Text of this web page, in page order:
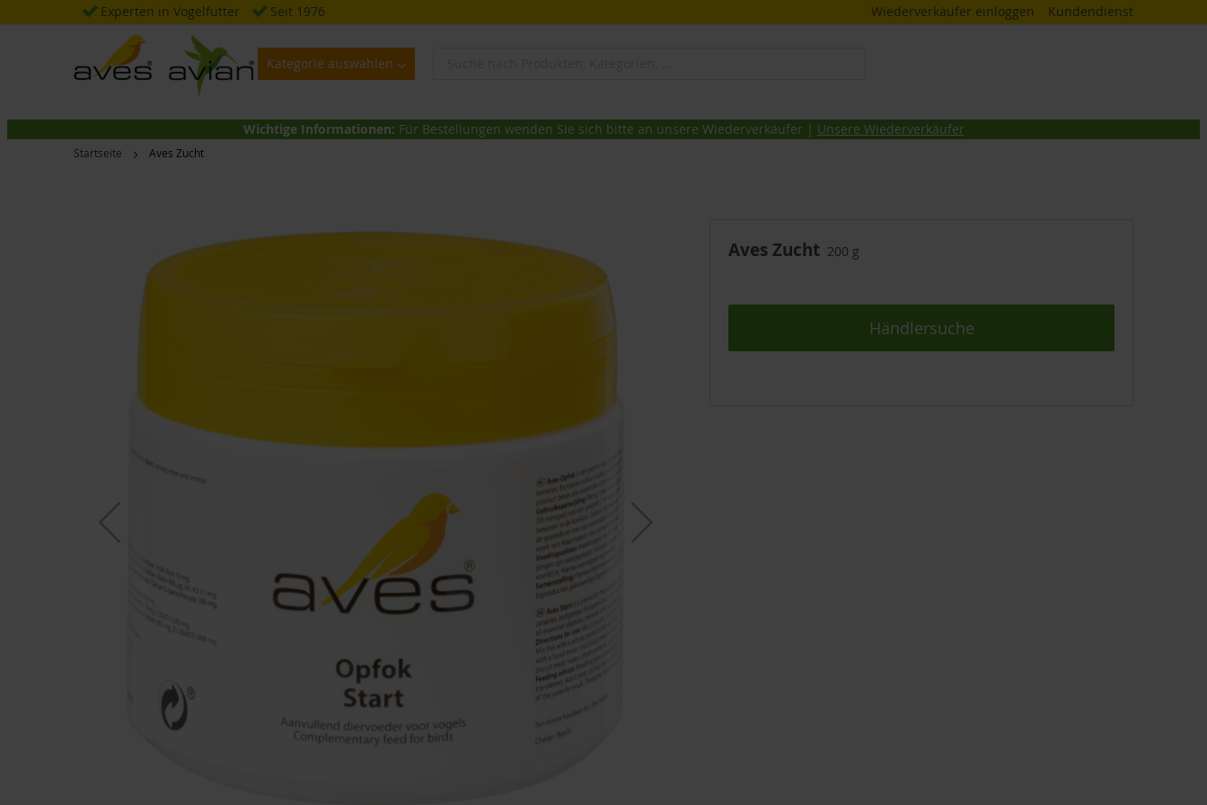
Wiederverkäufer einloggen Kundendienst
Zum
Inhalt
springen
Experten in Vogelfutter Seit 1976
Kategorie auswählen
Wichtige Informationen: Für Bestellungen wenden Sie sich bitte an unsere Wiederverkäufer | Unsere Wiederverkäufer
Startseite Aves Zucht
Aves Zucht 200 g
Händlersuche